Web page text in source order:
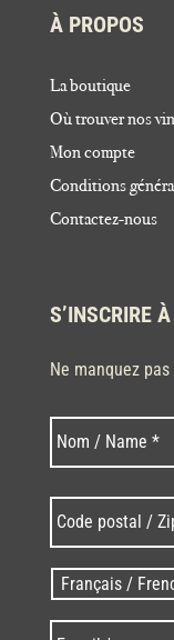
À PROPOS
La boutique
Où trouver nos
Mon compte
Conditions
Contactez-nous
S’INSCRIRE
Ne manquez
Nom *
postal
/
Zip
code
* *
Langues
/
Language *